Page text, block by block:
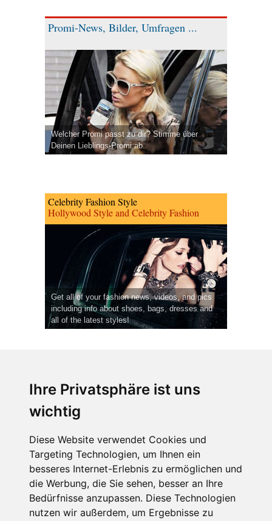
Ihre Privatsphäre ist uns
wichtig
Diese Website verwendet Cookies und
Targeting Technologien, um Ihnen ein
besseres Internet-Erlebnis zu ermöglichen und
die Werbung, die Sie sehen, besser an Ihre
Bedürfnisse anzupassen. Diese Technologien
nutzen wir außerdem, um Ergebnisse zu
Promi-News, Bilder, Umfragen ...
Welcher Promi passt zu dir? Stimme über
Deinen Lieblings-Promi ab.
Celebrity Fashion Style
Hollywood Style and Celebrity Fashion
Get all of your fashion news, videos, and pics
including info about shoes, bags, dresses and
all of the latest styles!
CPost.org© 2013-2023 The Celebrity Post.
Terms of Use Privacy | Cookies Policy( Einstellungen ändern
About Us
Advertising
Contact Us